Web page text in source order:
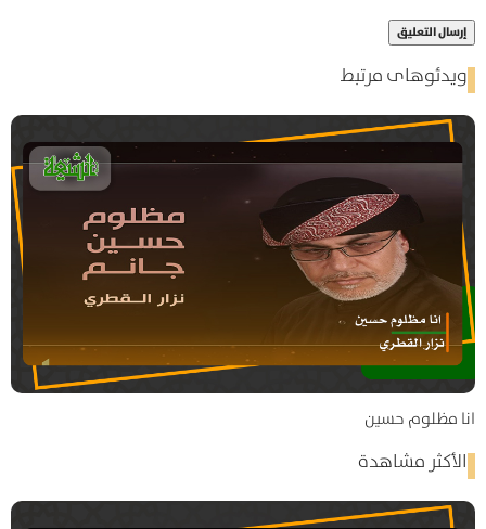
ویدئوهای مرتبط
انا مظلوم حسين
الأكثر مشاهدة